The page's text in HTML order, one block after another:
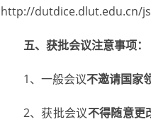
http://dutdice.dlut.edu.cn/
五、获批会议注意事项：
1、一般会议不邀请国家
2、获批会议不得随意更